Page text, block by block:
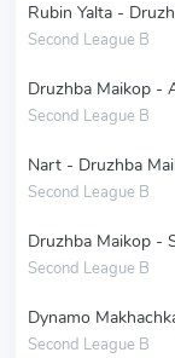
Rubin Yalta -
Second League B
Druzhba Maikop -
Second League B
Nart - Druzhba
Second League B
Druzhba Maikop -
Second League B
Dynamo
Second League B